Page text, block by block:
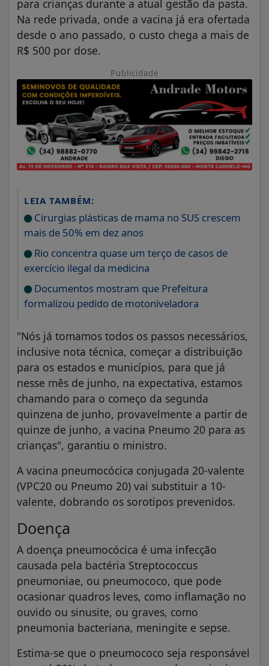
para crianças durante a atual gestão da pasta.
Na rede privada, onde a vacina já era ofertada
desde o ano passado, o custo chega a mais de
R$ 500 por dose.
Publicidade
LEIA TAMBÉM:
Cirurgias plásticas de mama no SUS crescem
mais de 50% em dez anos
Rio concentra quase um terço de casos de
exercício ilegal da medicina
Documentos mostram que Prefeitura
formalizou pedido de motoniveladora
"Nós já tomamos todos os passos necessários,
inclusive nota técnica, começar a distribuição
para os estados e municípios, para que já
nesse mês de junho, na expectativa, estamos
chamando para o começo da segunda
quinzena de junho, provavelmente a partir de
quinze de junho, a vacina Pneumo 20 para as
crianças", garantiu o ministro.
A vacina pneumocócica conjugada 20-valente
(VPC20 ou Pneumo 20) vai substituir a 10-
valente, dobrando os sorotipos prevenidos.
Doença
A doença pneumocócica é uma infecção
causada pela bactéria Streptococcus
pneumoniae, ou pneumococo, que pode
ocasionar quadros leves, como inflamação no
ouvido ou sinusite, ou graves, como
pneumonia bacteriana, meningite e sepse.
Estima-se que o pneumococo seja responsável